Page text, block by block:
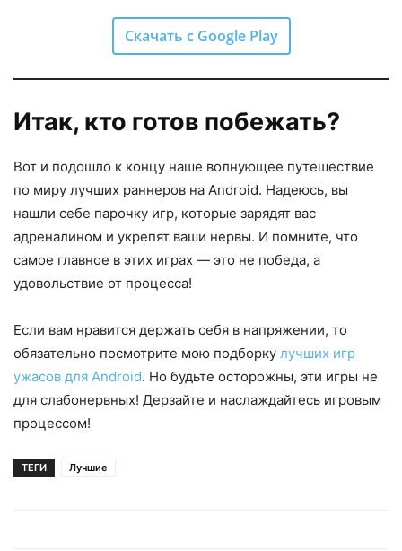
Скачать с Google Play
Итак, кто готов побежать?
Вот и подошло к концу наше волнующее путешествие
по миру лучших раннеров на Android. Надеюсь, вы
нашли себе парочку игр, которые зарядят вас
адреналином и укрепят ваши нервы. И помните, что
самое главное в этих играх — это не победа, а
удовольствие от процесса!
Если вам нравится держать себя в напряжении, то
обязательно посмотрите мою подборку лучших игр
ужасов для Android. Но будьте осторожны, эти игры не
для слабонервных! Дерзайте и наслаждайтесь игровым
процессом!
ТЕГИ Лучшие